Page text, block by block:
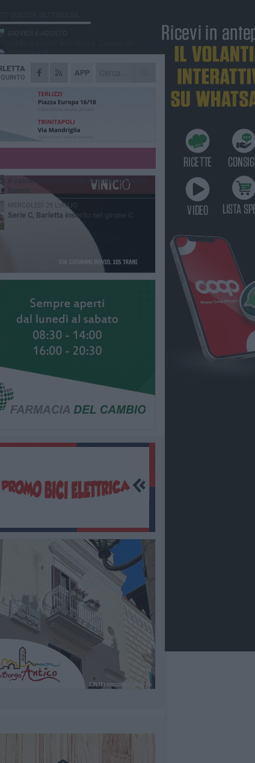
APP
Barletta in B
SABATO 1 AGOSTO
Poker di Da Silva, Barletta batte Soccer
VENERDÌ 31 LUGLIO
prime otto giornate di campionato.
Barletta 1922: un avvio tostissimo e
VENERDÌ 31 LUGLIO
Il calcio italiano piange l'immenso Franco
MERCOLEDÌ 29 LUGLIO
Serie C, Barletta inserito nel girone C